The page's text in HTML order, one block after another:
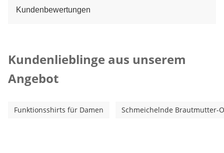
Kundenbewertungen
Kundenlieblinge aus unserem
Angebot
Funktionsshirts für Damen Schmeichelnde Brautmutter-